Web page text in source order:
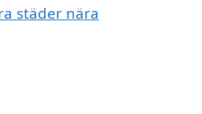
städer nära